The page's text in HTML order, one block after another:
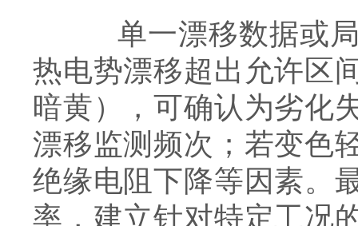
单一漂移数据或局
热电势漂移超出允许区
暗黄），可确认为劣化
漂移监测频次；若变色
绝缘电阻下降等因素。
率，建立针对特定工况